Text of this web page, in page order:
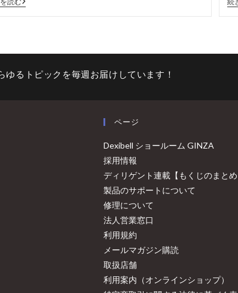
るトピックを毎週お届けしています！
ページ
Dexibell ショールーム GINZA
採用情報
ディリゲント連載【もくじのまとめ
製品のサポートについて
修理について
法人営業窓口
利用規約
メールマガジン購読
取扱店舗
利用案内（オンラインショップ）